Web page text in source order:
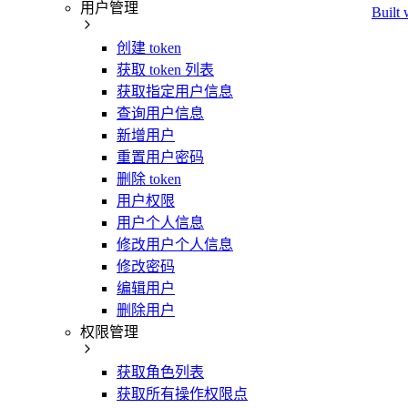
用户管理
创建 token
获取 token 列表
获取指定用户信息
查询用户信息
新增用户
重置用户密码
删除 token
用户权限
用户个人信息
修改用户个人信息
修改密码
编辑用户
删除用户
权限管理
获取角色列表
获取所有操作权限点
Built